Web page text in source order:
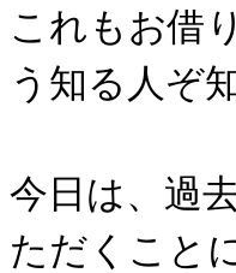
これもお借
う知る人ぞ
今日は、過
ただくこと